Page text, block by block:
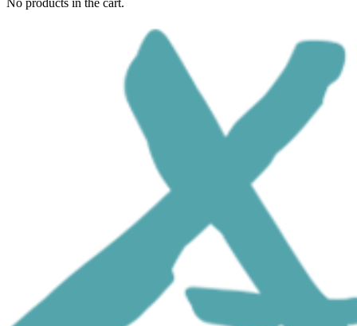
No products in the cart.